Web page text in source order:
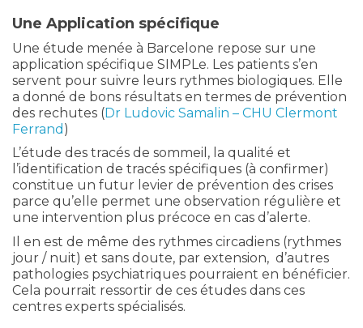
Une Application spécifique
Une étude menée à Barcelone repose sur une
application spécifique SIMPLe. Les patients s’en
servent pour suivre leurs rythmes biologiques. Elle
a donné de bons résultats en termes de prévention
des rechutes (Dr Ludovic Samalin – CHU Clermont
Ferrand )
L’étude des tracés de sommeil, la qualité et
l’identification de tracés spécifiques (à confirmer)
constitue un futur levier de prévention des crises
parce qu’elle permet une observation régulière et
une intervention plus précoce en cas d’alerte.
Il en est de même des rythmes circadiens (rythmes
jour / nuit) et sans doute, par extension, d’autres
pathologies psychiatriques pourraient en bénéficier.
Cela pourrait ressortir de ces études dans ces
centres experts spécialisés.